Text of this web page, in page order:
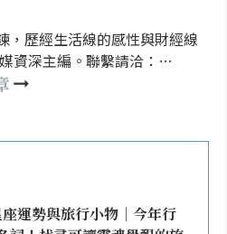
，歷經生活線的感性與財經線
資深主編。聯繫請洽：
運勢與旅行小物｜今年行